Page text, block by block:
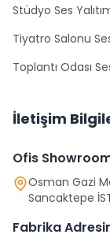
Stüdyo Ses
Tiyatro Salonu Ses
Toplantı Odası
İletişim
Ofis
Osman Gazi
Sancaktepe
Fabrika